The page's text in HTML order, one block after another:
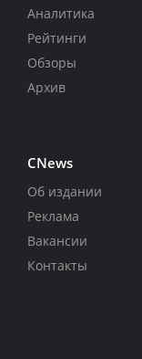
Аналитика
Рейтинги
Обзоры
Архив
CNews
Об издании
Реклама
Вакансии
Контакты